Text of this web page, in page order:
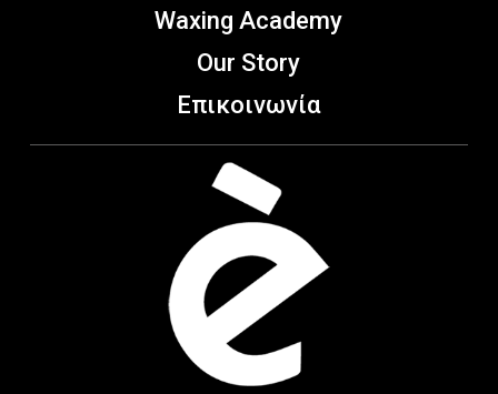
Waxing Academy
Our Story
Επικοινωνία